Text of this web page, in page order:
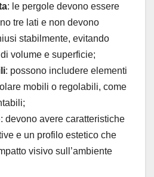
: le pergole devono essere
tre lati e non devono
stabilmente, evitando
volume e superficie;
: possono includere elementi
mobili o regolabili, come
: devono avere caratteristiche
e un profilo estetico che
visivo sull’ambiente